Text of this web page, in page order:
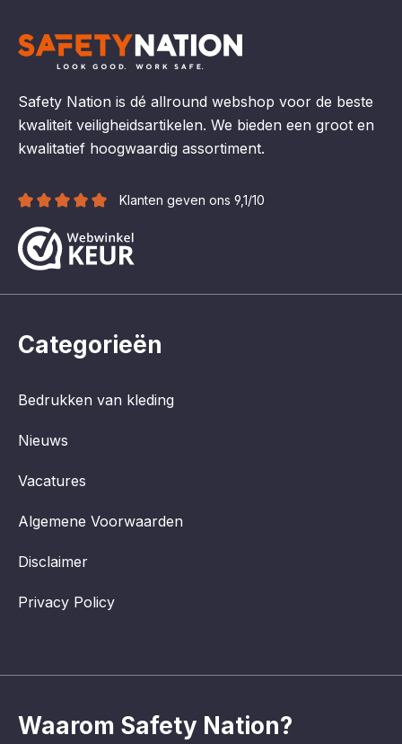
Safety Nation is dé allround webshop voor de beste
kwaliteit veiligheidsartikelen. We bieden een groot en
kwalitatief hoogwaardig assortiment.
Klanten geven ons 9,1/10
Waarom Safety Nation?
Categorieën
Bedrukken van kleding
Nieuws
Vacatures
Algemene Voorwaarden
Disclaimer
Privacy Policy